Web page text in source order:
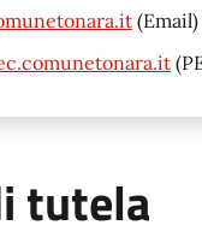
(Email)
tutela